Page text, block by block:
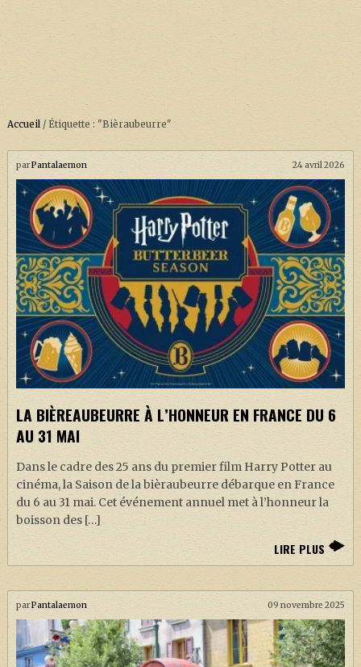
ACCUEIL
À PROPOS
SOUTENEZ-NOUS !
LA SÉRIE HARRY POTTER (REBOOT)
HARRY POTTER : LIVRES
BIOPICS DE HARRY POTTER
LES ANIMAUX FANTASTIQUES
J. K. ROWLING
ARTISANAT MOLDU
FANDOM
CULTURE
PODCASTS
LES GRANDS ARTICLES DE LA GAZETTE
DOSSIERS
JEUX
Accueil/ Étiquette : "Bièraubeurre"
parPantalaemon 24 avril 2026
LA BIÈREAUBEURRE À L’HONNEUR EN FRANCE DU 6
AU 31 MAI
Dans le cadre des 25 ans du premier film Harry Potter au
cinéma, la Saison de la bièraubeurre débarque en France
du 6 au 31 mai. Cet événement annuel met à l’honneur la
boisson des […]
LIRE PLUS
parPantalaemon 09 novembre 2025